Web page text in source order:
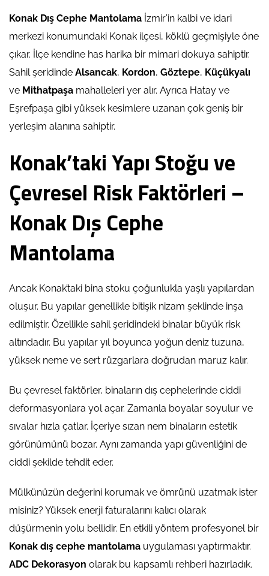
Konak Dış Cephe Mantolama İzmir’in kalbi ve idari
merkezi konumundaki Konak ilçesi, köklü geçmişiyle öne
çıkar. İlçe kendine has harika bir mimari dokuya sahiptir.
Sahil şeridinde Alsancak, Kordon, Göztepe, Küçükyalı
ve Mithatpaşa mahalleleri yer alır. Ayrıca Hatay ve
Eşrefpaşa gibi yüksek kesimlere uzanan çok geniş bir
yerleşim alanına sahiptir.
Konak’taki Yapı Stoğu ve
Çevresel Risk Faktörleri –
Konak Dış Cephe
Mantolama
Ancak Konak’taki bina stoku çoğunlukla yaşlı yapılardan
oluşur. Bu yapılar genellikle bitişik nizam şeklinde inşa
edilmiştir. Özellikle sahil şeridindeki binalar büyük risk
altındadır. Bu yapılar yıl boyunca yoğun deniz tuzuna,
yüksek neme ve sert rüzgarlara doğrudan maruz kalır.
Bu çevresel faktörler, binaların dış cephelerinde ciddi
deformasyonlara yol açar. Zamanla boyalar soyulur ve
sıvalar hızla çatlar. İçeriye sızan nem binaların estetik
görünümünü bozar. Aynı zamanda yapı güvenliğini de
ciddi şekilde tehdit eder.
Mülkünüzün değerini korumak ve ömrünü uzatmak ister
misiniz? Yüksek enerji faturalarını kalıcı olarak
düşürmenin yolu bellidir. En etkili yöntem profesyonel bir
Konak dış cephe mantolama uygulaması yaptırmaktır.
ADC Dekorasyon olarak bu kapsamlı rehberi hazırladık.